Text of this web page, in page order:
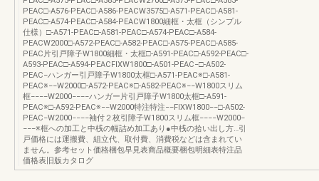
PEAC□-A576-PEAC□-A586-PEACW3575□-A571-PEAC□-A581-
PEAC□-A574-PEAC□-A584-PEACW1800細框・太框（シンプル
仕様）□-A571-PEAC□-A581-PEAC□-A574-PEAC□-A584-
PEACW2000□-A572-PEAC□-A582-PEAC□-A575-PEAC□-A585-
PEAC片引戸障子W1800細框・太框□-A591-PEAC□-A592-PEAC□-
A593-PEAC□-A594-PEACFIXW1800□-A501-PEAC−□-A502-
PEAC−ハンガー引戸障子W1800太框□-A571-PEAC※□-A581-
PEAC※−−W2000□-A572-PEAC※□-A582-PEAC※−−W1800スリム
框−−−−W2000−−−−ハンガー片引戸障子W1800太框□-A591-
PEAC※□-A592-PEAC※−−W2000特注特注−−FIXW1800−−□-A502-
PEAC−W2000−−−−袖付２枚引障子W1800スリム框−−−−W2000−
−−−※框への加工と中桟の幅詰め加工あり●中桟の拾い出し方…引
戸価格には運搬費、組立代、取付費、消費税などは含まれてい
ません。参考セット価格梱包早見表商品概要梱包明細表特注品
価格表旧版カタログ